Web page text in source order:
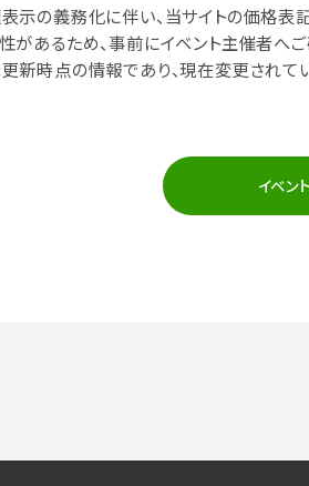
示の義務化に伴い、当サイトの価格表
があるため、事前にイベント主催者へご
新時点の情報であり、現在変更されて
イベン